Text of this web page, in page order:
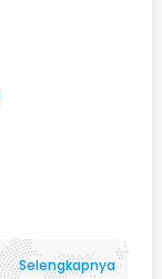
Selengkapnya